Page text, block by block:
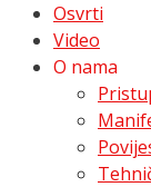
Osvrti
Video
O nama